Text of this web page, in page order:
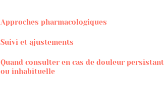
Approches pharmacologiques
Suivi et ajustements
Quand consulter en cas de douleur
ou inhabituelle